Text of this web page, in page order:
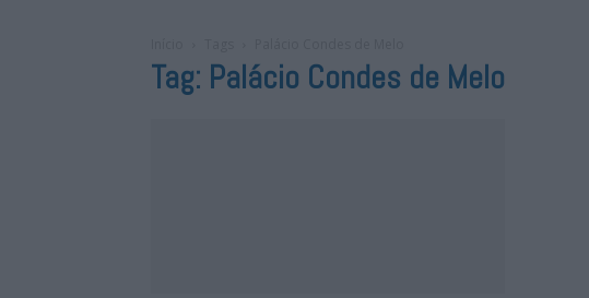
Tag: Palácio Condes de Melo